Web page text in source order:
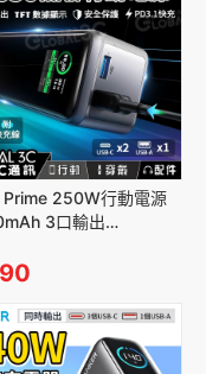
250W行動電源
3口輸出